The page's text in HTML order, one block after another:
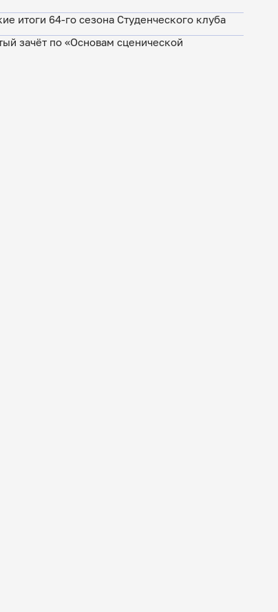
итоги 64-го сезона Студенческого клуба
зачёт по «Основам сценической